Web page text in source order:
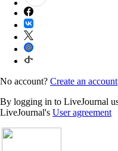
No account? Create an account
By logging in to LiveJournal
LiveJournal's User agreement